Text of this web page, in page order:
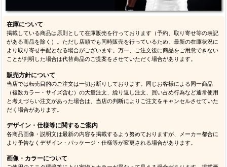
在庫について
掲載している商品は原則として在庫販売を行っております（予約、取り寄せ等の表記
がある商品を除く）。ただし店頭でも同時販売を行っているため、最新の在庫状況に
より取り寄せ手配となる場合がございます。万一、ご注文後に商品をご用意できない
ことが判明した場合は代替商品のご提案をさせていただく場合があります。
販売方針について
当店では転売目的のご注文は一切お断りしております。同じお客様による同一商品
（複数カラー・サイズ含む）の大量注文、繰り返し注文、買い占め行為など通常使用
と考えづらい注文があった場合は、当店の判断によりご注文をキャンセルさせていた
だく場合があります。
デザイン・仕様等に関するご案内
各商品画像・説明文は最新の内容を掲載するよう努めておりますが、メーカー都合に
より予告なくデザイン・パッケージ・仕様等が変更される場合があります。
画像・カラーについて